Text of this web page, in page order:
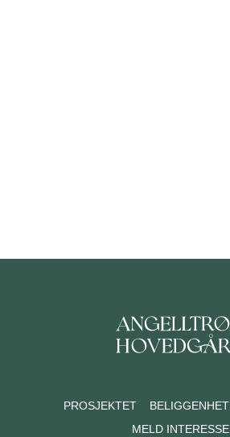
PROSJEKTET BELIGGENHET
MELD INTERESSE